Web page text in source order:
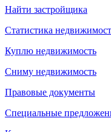
Найти застройщика
Статистика
Куплю недвижимость
Сниму недвижимость
Правовые документы
Специальные